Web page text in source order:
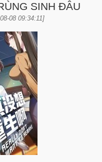
SINH ĐÂU
08 09:34:11]